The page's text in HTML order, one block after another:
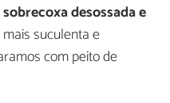
sobrecoxa desossada e
suculenta e
com peito de